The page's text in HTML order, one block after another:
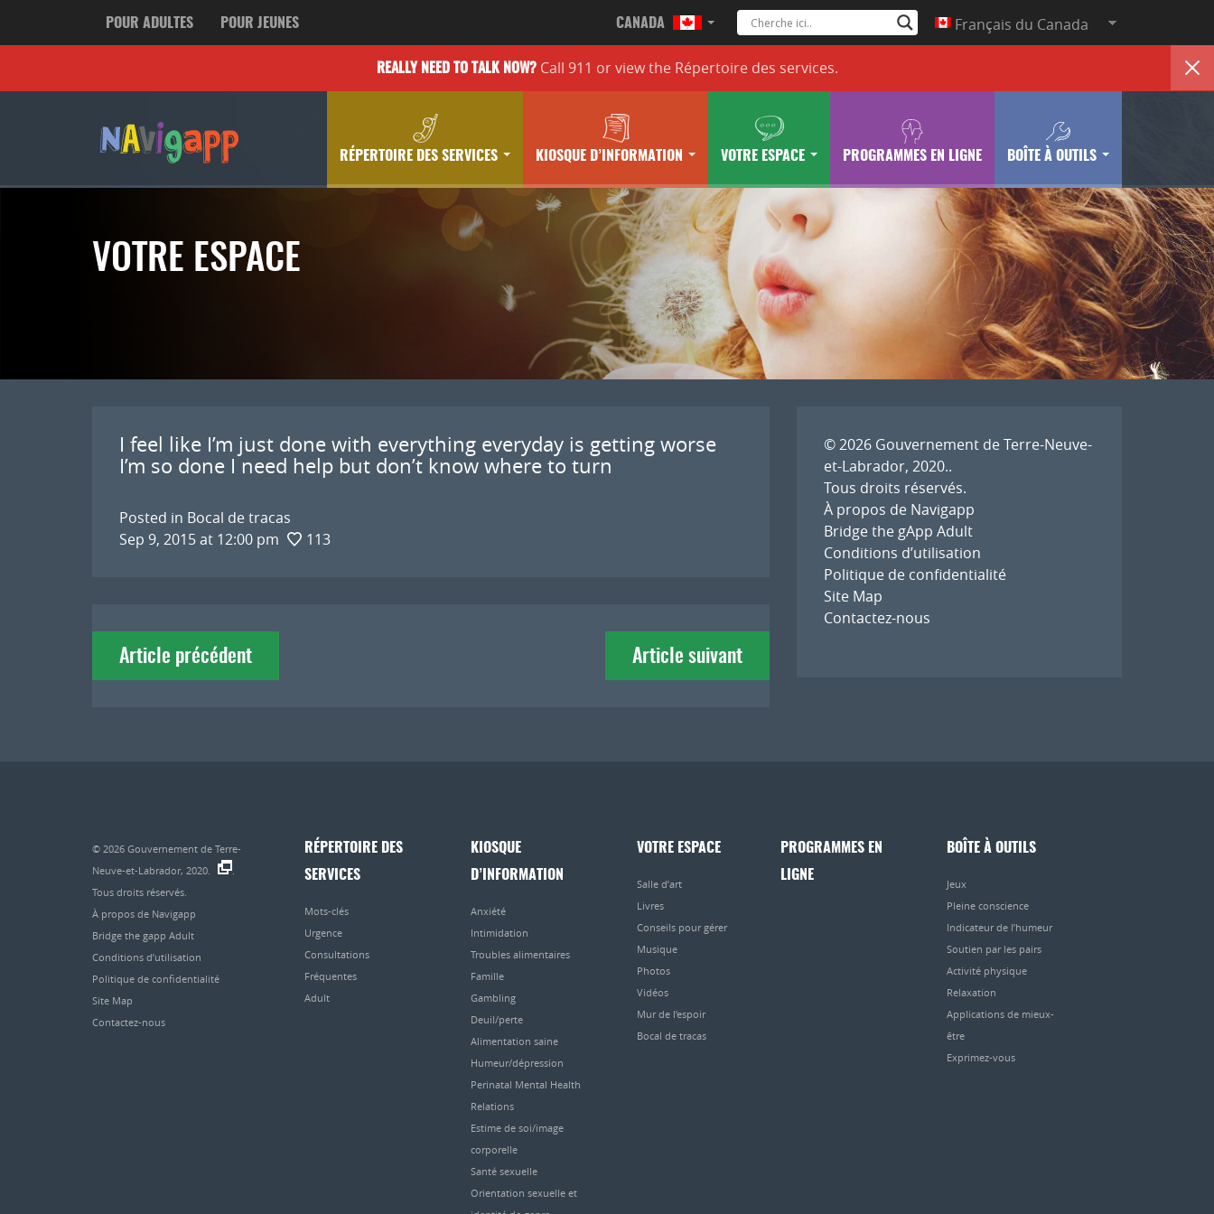
POUR ADULTES POUR JEUNES CANADA Français du Canada
REALLY NEED TO TALK NOW? Call 911 orview the Répertoire des services.
RÉPERTOIRE DES SERVICES KIOSQUE D’INFORMATION VOTRE ESPACE PROGRAMMES EN LIGNE BOÎTE À OUTILS
VOTRE ESPACE
I feel like I’m just done with everything everyday is getting worse
I’m so done I need help but don’t know where to turn
Posted in Bocal de tracas
Sep 9, 2015 at 12:00 pm
113
Navigation
deArticle précédent Article suivant
© 2026 Gouvernement de Terre-Neuve-
et-Labrador, 2020..
Tous droits réservés.
À propos de Navigapp
Bridge the gApp Adult
Conditions d’utilisation
Politique de confidentialité
Site Map
Contactez-nous
© 2026 Gouvernement de Terre-
Neuve-et-Labrador, 2020.
Tous droits réservés.
À propos de Navigapp
Bridge the gapp Adult
Conditions d’utilisation
Politique de confidentialité
Site Map
Contactez-nous
RÉPERTOIRE DES
SERVICES
Mots-clés
Urgence
Consultations
Fréquentes
Adult
KIOSQUE
D’INFORMATION
Anxiété
Intimidation
Troubles alimentaires
Famille
Gambling
Deuil/perte
Alimentation saine
Humeur/dépression
Perinatal Mental Health
Relations
Estime de soi/image
corporelle
Santé sexuelle
Orientation sexuelle et
VOTRE ESPACE
Salle d’art
Livres
Conseils pour gérer
Musique
Photos
Vidéos
Mur de l’espoir
Bocal de tracas
PROGRAMMES EN
LIGNE
BOÎTE À OUTILS
Jeux
Pleine conscience
Indicateur de l’humeur
Soutien par les pairs
Activité physique
Relaxation
Applications de mieux-
être
Exprimez-vous